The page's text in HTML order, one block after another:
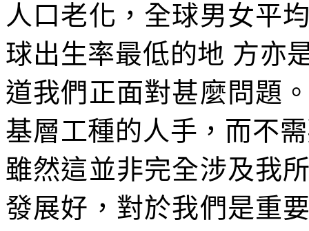
人口老化，全球男女平
球出生率最低的地 方亦
道我們正面對甚麼問題
基層工種的人手，而不
雖然這並非完全涉及我
發展好，對於我們是重